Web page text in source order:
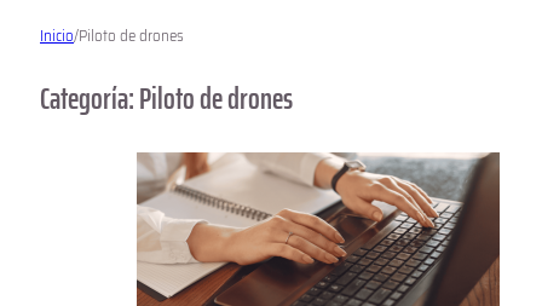
Inicio/Piloto de drones
Categoría: Piloto de drones